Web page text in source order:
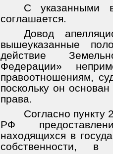
С указанными
соглашается.
Довод
вышеуказанные
действие
Федерации»
правоотношениям,
поскольку он
права.
Согласно пункту
РФ
находящихся в
собственности, в